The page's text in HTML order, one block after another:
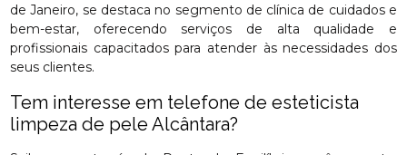
de Janeiro, se destaca no segmento de clínica de cuidados e
bem-estar, oferecendo serviços de alta qualidade e
profissionais capacitados para atender às necessidades dos
seus clientes.
Tem interesse em telefone de esteticista
limpeza de pele Alcântara?